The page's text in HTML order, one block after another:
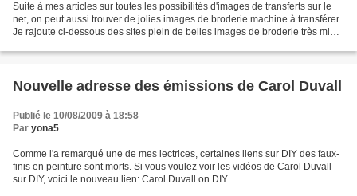
Suite à mes articles sur toutes les possibilités d'images de transferts sur le
net, on peut aussi trouver de jolies images de broderie machine à transférer.
Je rajoute ci-dessous des sites plein de belles images de broderie très mimi
Nouvelle adresse des émissions de Carol Duvall
Publié le 10/08/2009 à 18:58
Par yona5
Comme l'a remarqué une de mes lectrices, certaines liens sur DIY des faux-
finis en peinture sont morts. Si vous voulez voir les vidéos de Carol Duvall
sur DIY, voici le nouveau lien: Carol Duvall on DIY